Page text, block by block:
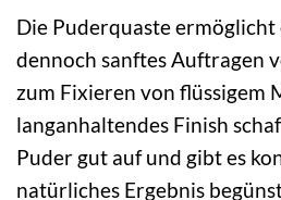
Die Puderquaste
dennoch sanftes Auftragen
zum Fixieren von flüssigem
langanhaltendes Finish
Puder gut auf und gibt es
natürliches Ergebnis